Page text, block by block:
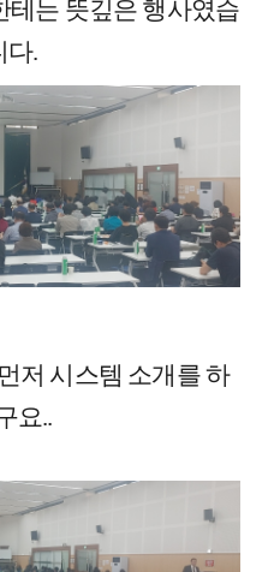
테는 뜻깊은 행사였습
다.
저 시스템 소개를 하
요..